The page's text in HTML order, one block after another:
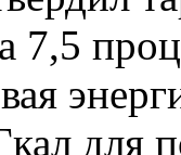
7,5
для